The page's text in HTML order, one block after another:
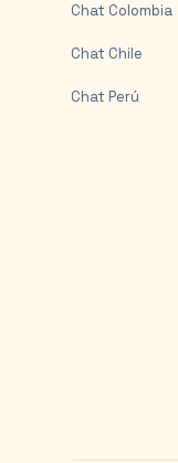
Chat Colombia
Chat Chile
Chat Perú